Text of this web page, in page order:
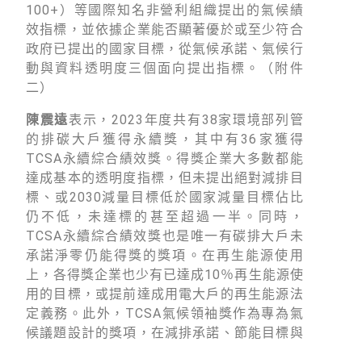
100+）等國際知名非營利組織提出的氣候績
效指標，並依據企業能否顯著優於或至少符合
政府已提出的國家目標，從氣候承諾、氣候行
動與資料透明度三個面向提出指標。（附件
二）
陳震遠表示，2023年度共有38家環境部列管
的排碳大戶獲得永續獎，其中有36家獲得
TCSA永續綜合績效獎。得獎企業大多數都能
達成基本的透明度指標，但未提出絕對減排目
標、或2030減量目標低於國家減量目標佔比
仍不低，未達標的甚至超過一半。同時，
TCSA永續綜合績效獎也是唯一有碳排大戶未
承諾淨零仍能得獎的獎項。在再生能源使用
上，各得獎企業也少有已達成10％再生能源使
用的目標，或提前達成用電大戶的再生能源法
定義務。此外，TCSA氣候領袖獎作為專為氣
候議題設計的獎項，在減排承諾、節能目標與